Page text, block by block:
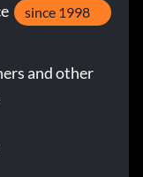
since 1998
and other